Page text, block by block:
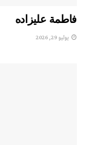
فاطمة عليزاده
يوليو 29, 2026